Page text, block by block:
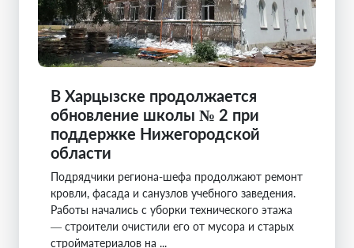
В Харцызске продолжается
обновление школы № 2 при
поддержке Нижегородской
области
Подрядчики региона-шефа продолжают ремонт
кровли, фасада и санузлов учебного заведения.
Работы начались с уборки технического этажа
— строители очистили его от мусора и старых
стройматериалов на ...